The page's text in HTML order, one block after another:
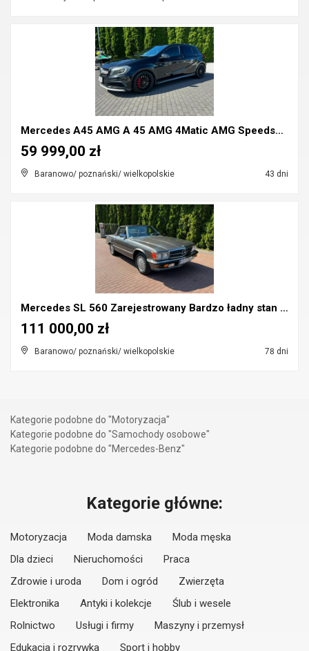
Mercedes A45 AMG A 45 AMG 4Matic AMG Speedshift
Baranowo/ poznański/ wielkopolskie 43 dni
59 999,00 zł
Mercedes SL 560 Zarejestrowany Bardzo ładny stan N...
Baranowo/ poznański/ wielkopolskie 78 dni
111 000,00 zł
Kategorie podobne do "Motoryzacja"
Kategorie podobne do "Samochody osobowe"
Kategorie podobne do "Mercedes-Benz"
Kategorie główne:
Motoryzacja Moda damska
Moda męska
Dla dzieci
Nieruchomości
Praca
Zdrowie i uroda
Dom i ogród
Zwierzęta
Elektronika
Antyki i kolekcje
Ślub i wesele
Rolnictwo
Usługi i firmy
Maszyny i przemysł
Edukacja i rozrywka
Sport i hobby